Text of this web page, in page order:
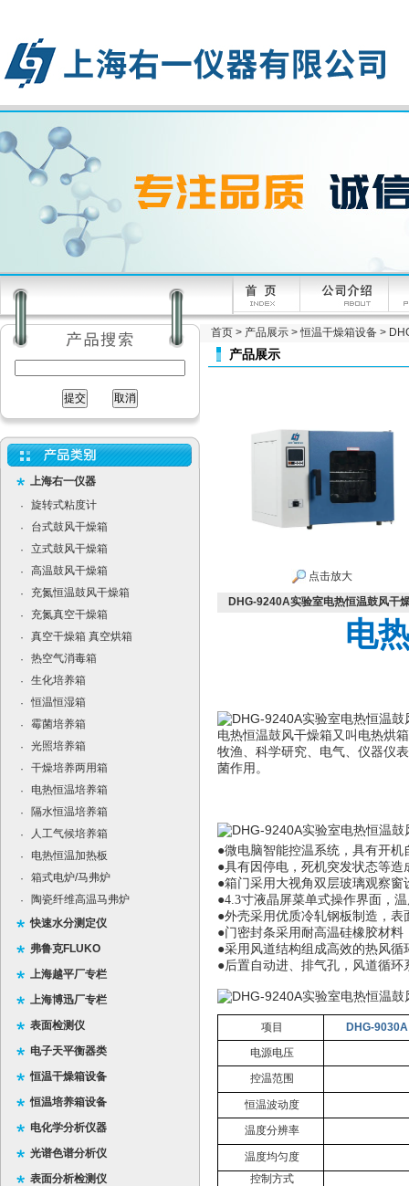
上海右一仪器
·
旋转式粘度计
·
台式鼓风干燥箱
·
立式鼓风干燥箱
·
高温鼓风干燥箱
·
充氮恒温鼓风干燥箱
·
充氮真空干燥箱
·
真空干燥箱 真空烘箱
·
热空气消毒箱
·
生化培养箱
·
恒温恒湿箱
·
霉菌培养箱
·
光照培养箱
·
干燥培养两用箱
·
电热恒温培养箱
·
隔水恒温培养箱
·
人工气候培养箱
·
电热恒温加热板
·
箱式电炉/马弗炉
·
陶瓷纤维高温马弗炉
快速水分测定仪
弗鲁克FLUKO
上海越平厂专栏
上海博迅厂专栏
表面检测仪
电子天平衡器类
恒温干燥箱设备
恒温培养箱设备
电化学分析仪器
光谱色谱分析仪
表面分析检测仪
首页 > 产品展示 >恒温干燥箱设备 >
产品展示
点击放大
DHG-9240A实验室电热恒温鼓风干
电
电热恒温鼓风干燥箱又叫电热烘
牧渔、科学研究、电气、仪器仪
菌作用。
●微电脑智能控温系统，具有开
●具有因停电，死机突发状态等
●箱门采用大视角双层玻璃观察
●4.3寸液晶屏菜单式操作界面，
●外壳采用优质冷轧钢板制造，
●门密封条采用耐高温硅橡胶材
●采用风道结构组成高效的热风
●后置自动进、排气孔，风道循
项目
DHG-9030A
电源电压
控温范围
恒温波动度
温度分辨率
温度均匀度
控制方式